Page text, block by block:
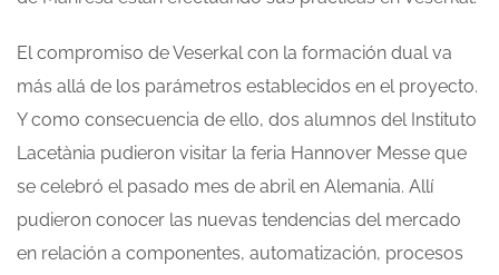
El compromiso de Veserkal con la formación dual va
más allá de los parámetros establecidos en el proyecto.
Y como consecuencia de ello, dos alumnos del Instituto
Lacetània pudieron visitar la feria Hannover Messe que
se celebró el pasado mes de abril en Alemania. Allí
pudieron conocer las nuevas tendencias del mercado
en relación a componentes, automatización, procesos